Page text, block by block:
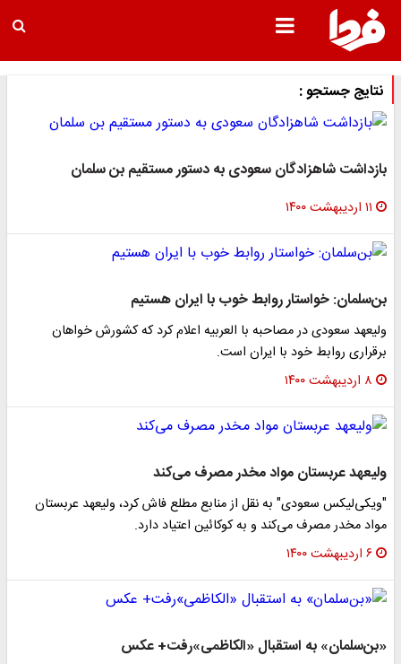
نتایج جستجو :
بازداشت شاهزادگان سعودی به دستور مستقیم بن سلمان
۱۱ اردیبهشت ۱۴۰۰
بن‌سلمان: خواستار روابط خوب با ایران هستیم
ولیعهد سعودی در مصاحبه با العربیه اعلام کرد که کشورش خواهان
برقراری روابط خود با ایران است.
۸ اردیبهشت ۱۴۰۰
ولیعهد عربستان مواد مخدر مصرف می‌کند
"ویکی‌لیکس سعودی" به نقل از منابع مطلع فاش کرد، ولیعهد عربستان
مواد مخدر مصرف می‌کند و به کوکائین اعتیاد دارد.
۶ اردیبهشت ۱۴۰۰
«بن‌سلمان» به استقبال «الکاظمی»رفت+ عکس